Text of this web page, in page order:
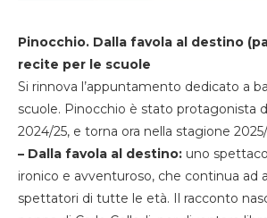
Pinocchio. Dalla favola al destino
recite per le scuole
Si rinnova l’appuntamento dedicato a
scuole. Pinocchio è stato protagonista
2024/25, e torna ora nella stagione
– Dalla favola al destino: uno
ironico e avventuroso, che continua ad
spettatori di tutte le età. Il racconto